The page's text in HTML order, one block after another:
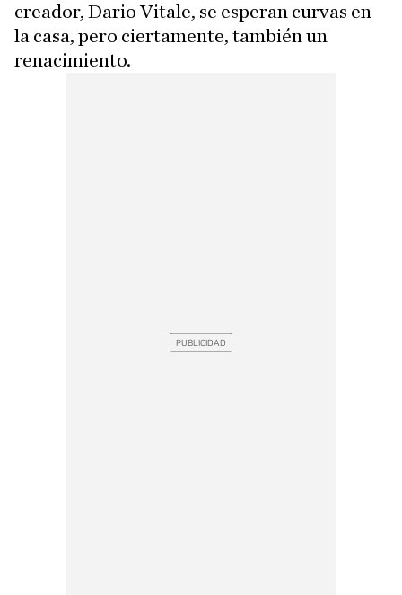
creador, Dario Vitale, se esperan curvas en
la casa, pero ciertamente, también un
renacimiento.